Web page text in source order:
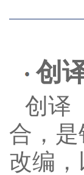
创
创译
合，
改编